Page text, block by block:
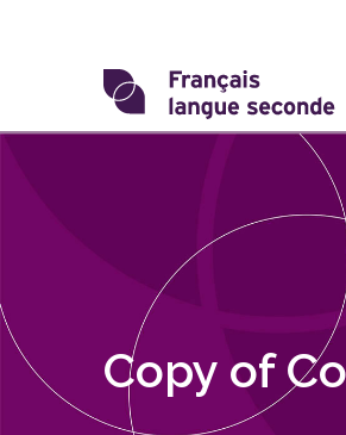
Transformons
seconde
Copy of